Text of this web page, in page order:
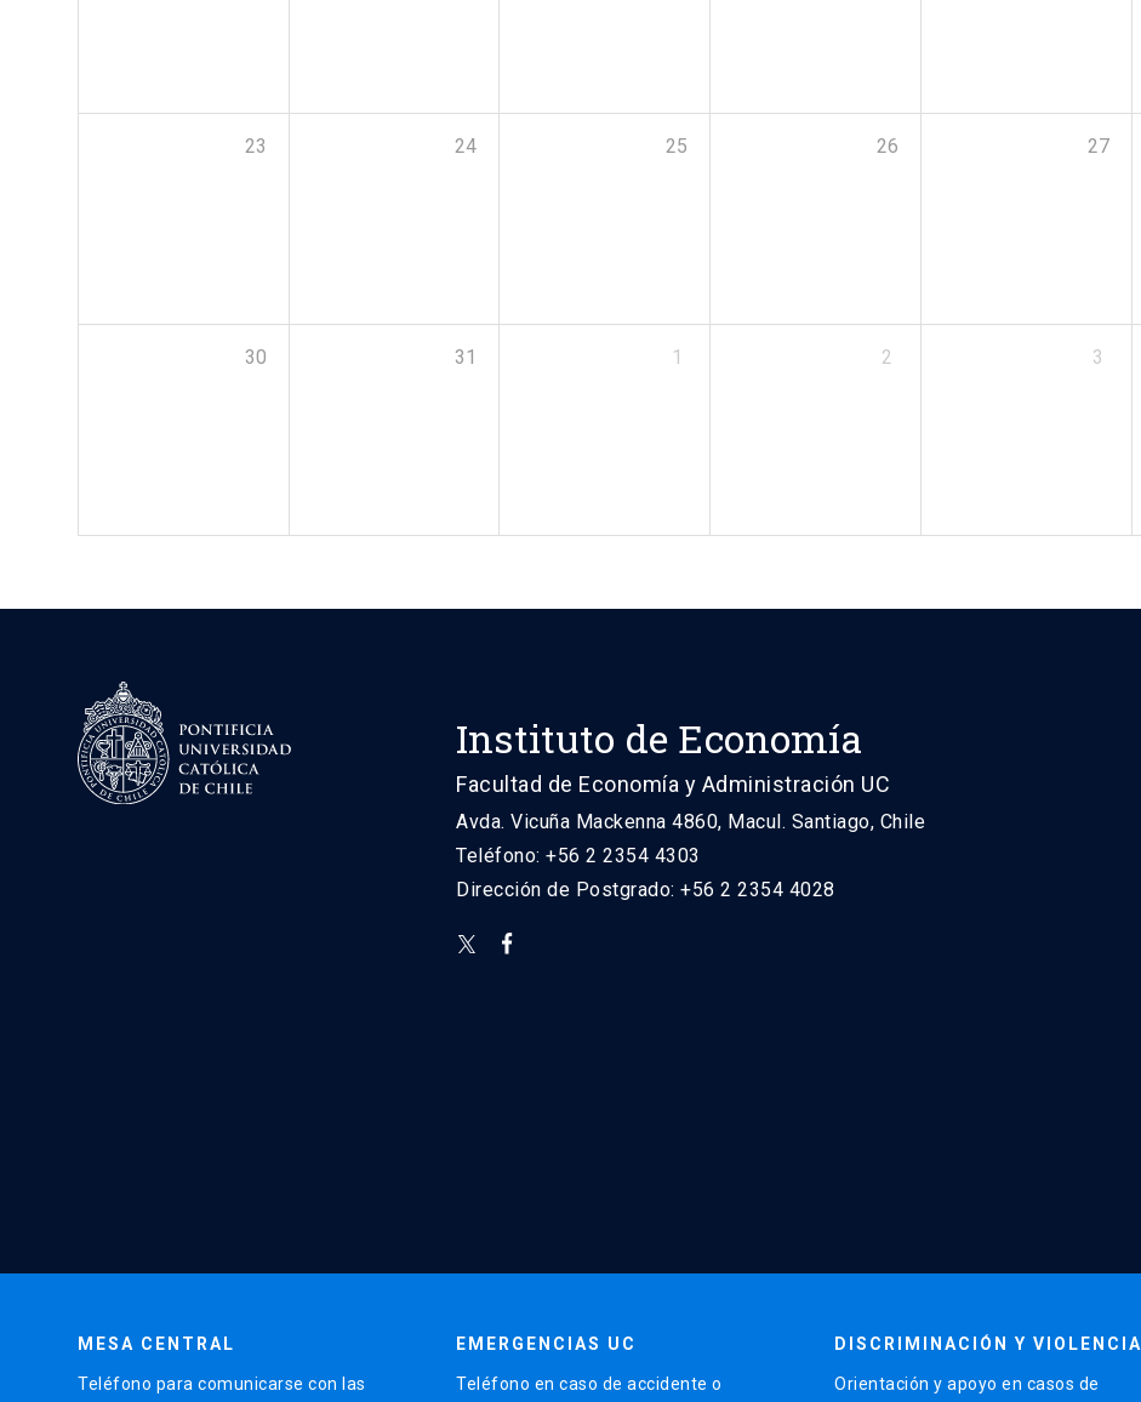
23 24 25 26 27
30 31 1 2 3
Instituto de Economía
Facultad de Economía y Administración UC
Avda. Vicuña Mackenna 4860, Macul. Santiago, Chile
Teléfono: +56 2 2354 4303
Dirección de Postgrado: +56 2 2354 4028
MESA CENTRAL
Teléfono para comunicarse con las
EMERGENCIAS UC
Teléfono en caso de accidente o
DISCRIMINACIÓN Y VIOLENCIA
Orientación y apoyo en casos de